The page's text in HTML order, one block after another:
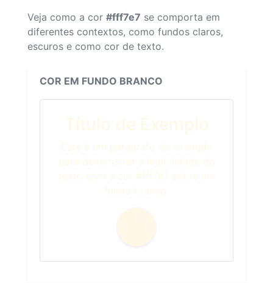
Veja como a cor #fff7e7 se comporta em
diferentes contextos, como fundos claros,
escuros e como cor de texto.
COR EM FUNDO BRANCO
Título de Exemplo
Este é um parágrafo de exemplo
para demonstrar a legibilidade do
texto com a cor #fff7e7 sobre um
fundo branco.